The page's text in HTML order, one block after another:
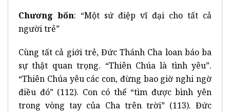
Chương bốn: “Một sứ điệp vĩ đại cho tất cả
người trẻ”
Cùng tất cả giới trẻ, Đức Thánh Cha loan báo ba
sự thật quan trọng. “Thiên Chúa là tình yêu”.
“Thiên Chúa yêu các con, đừng bao giờ nghi ngờ
điều đó” (112). Con có thể “tìm được bình yên
trong vòng tay của Cha trên trời” (113). Đức